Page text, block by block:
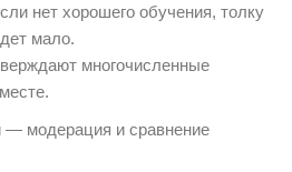
нет хорошего обучения, толку
мало.
многочисленные
— модерация и сравнение